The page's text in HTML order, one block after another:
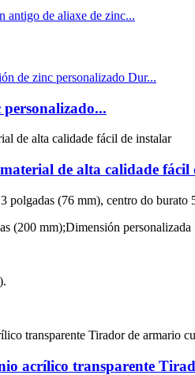
personalizado...
de alta calidade fácil
polgadas (76 mm), centro do
(200 mm);Dimensión personalizada
acrílico transparente